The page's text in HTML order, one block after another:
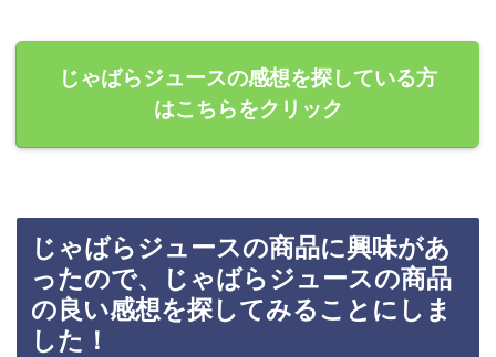
じゃばらジュースの感想を探している方
はこちらをクリック
じゃばらジュースの商品に興味があ
ったので、じゃばらジュースの商品
の良い感想を探してみることにしま
した！